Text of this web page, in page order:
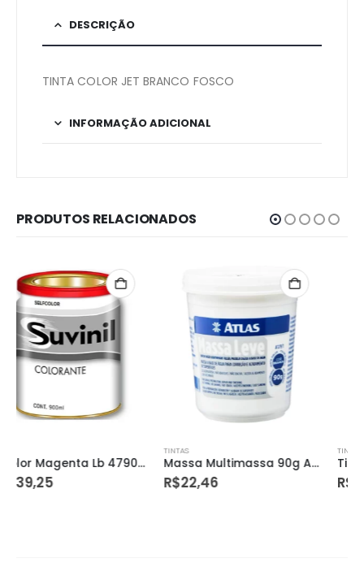
DESCRIÇÃO
TINTA COLOR JET BRANCO FOSCO
INFORMAÇÃO ADICIONAL
PRODUTOS RELACIONADOS
Massa Multimassa 90g Atlas
R$22,46
Tinta Pva Suvinil Classica B – C2 3,2l
R$116,90